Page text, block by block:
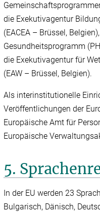
die Exekutivagentur
(EACEA – Brüssel,
Gesundheitsprogramm
die Exekutivagentur für
(EAW – Brüssel, Belgien).
Als interinstitutionelle
Veröffentlichungen der
Europäische Amt für
Europäische
5.
In der EU werden 23
Bulgarisch, Dänisch,